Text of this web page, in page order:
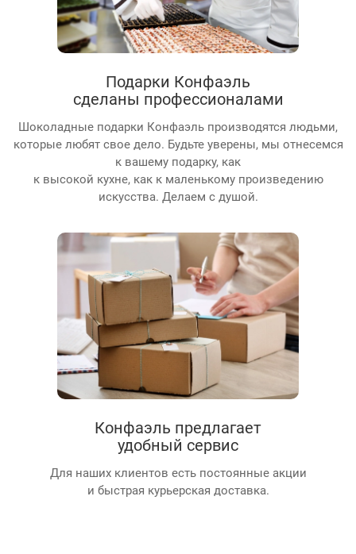
Подарки Конфаэль
сделаны профессионалами
Шоколадные подарки Конфаэль производятся людьми,
которые любят свое дело. Будьте уверены, мы отнесемся
к вашему подарку, как
к высокой кухне, как к маленькому произведению
искусства. Делаем с душой.
Конфаэль предлагает
удобный сервис
Для наших клиентов есть постоянные акции
и быстрая курьерская доставка.